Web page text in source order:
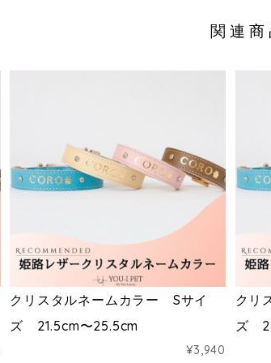
関連商
クリスタルネームカラー Sサイ
ズ 21.5cm〜25.5cm
¥3,940
クリ
ズ